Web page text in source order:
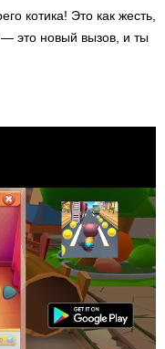
котика! Это как жесть,
это новый вызов, и ты